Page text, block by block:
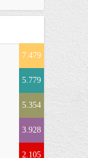
7.479
5.779
5.354
3.928
2.105